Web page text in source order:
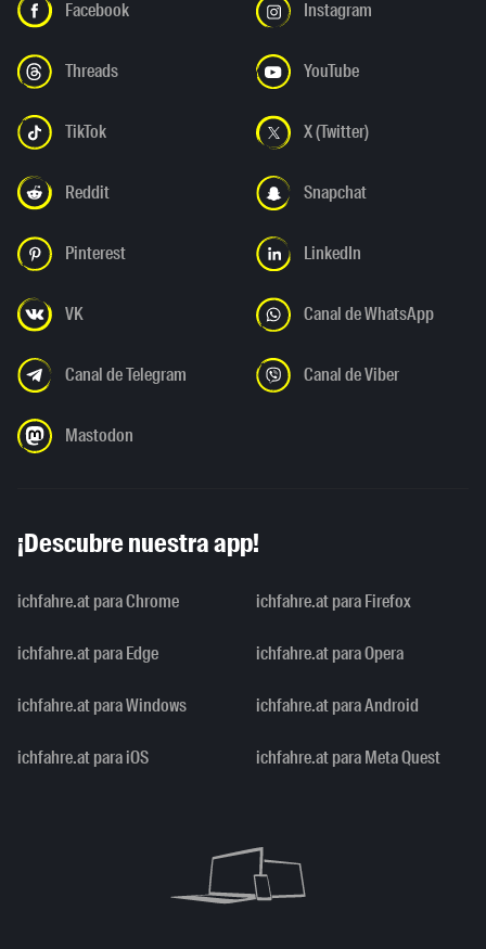
Facebook Instagram
Threads YouTube
TikTok X (Twitter)
Reddit Snapchat
Pinterest LinkedIn
VK Canal de WhatsApp
Canal de Telegram Canal de Viber
Mastodon
¡Descubre nuestra app!
ichfahre.at para Chrome ichfahre.at para Firefox
ichfahre.at para Edge ichfahre.at para Opera
ichfahre.at para Windows ichfahre.at para Android
ichfahre.at para iOS ichfahre.at para Meta Quest